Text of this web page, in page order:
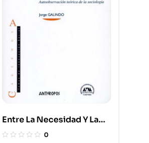
Entre La Necesidad Y La
Contingencia
0